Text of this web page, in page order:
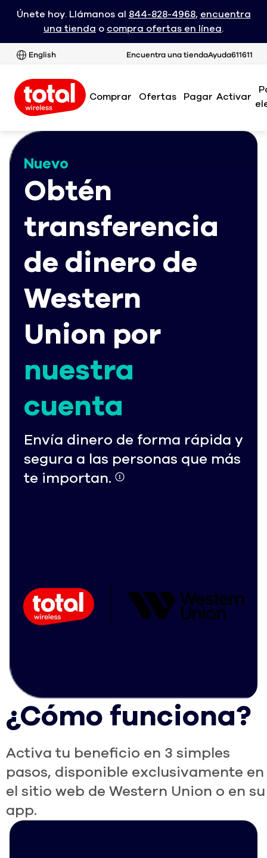
Únete hoy. Llámanos al 844-828-4968, encuentra
una tienda o compra ofertas en línea.
English Encuentra una tiendaAyuda611611
Comprar Ofertas Pagar Activar
Nuevo
Obtén
transferencia
de dinero de
Western
Union por
nuestra
cuenta
Envía dinero de forma rápida y
segura a las personas que más
te importan.
¿Cómo funciona?
Activa tu beneficio en 3 simples
pasos, disponible exclusivamente en
el sitio web de Western Union o en su
app.